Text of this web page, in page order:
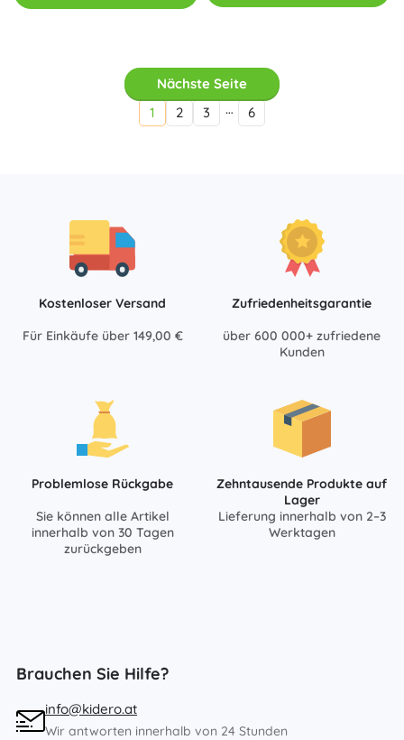
Nächste Seite
1
2 3 … 6
Kostenloser Versand
Für Einkäufe über 149,00 €
Zufriedenheitsgarantie
über 600 000+ zufriedene
Kunden
Problemlose Rückgabe
Sie können alle Artikel
innerhalb von 30 Tagen
zurückgeben
Zehntausende Produkte auf
Lager
Lieferung innerhalb von 2–3
Werktagen
Brauchen Sie Hilfe?
info@kidero.at
Wir antworten innerhalb von 24 Stunden